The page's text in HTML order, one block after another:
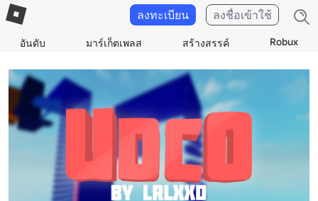
อันดับ มาร์เก็ตเพลส สร้างสรรค์ Robux
ลงทะเบียน ลงชื่อเข้าใช้